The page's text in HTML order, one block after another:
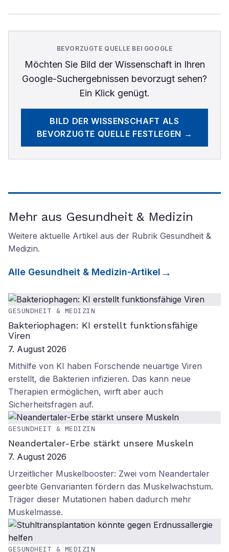
BEVORZUGTE QUELLE BEI GOOGLE
Möchten Sie Bild der Wissenschaftin Ihren
Google-Suchergebnissen bevorzugt sehen?
Ein Klick genügt.
BILD DER WISSENSCHAFT ALS
BEVORZUGTE QUELLE FESTLEGEN →
Mehr aus Gesundheit & Medizin
Weitere aktuelle Artikel aus der Rubrik Gesundheit &
Medizin.
Alle Gesundheit & Medizin-Artikel
GESUNDHEIT & MEDIZIN
Bakteriophagen: KI erstellt funktionsfähige
Viren
7. August 2026
Mithilfe von KI haben Forschende neuartige Viren
erstellt, die Bakterien infizieren. Das kann neue
Therapien ermöglichen, wirft aber auch
Sicherheitsfragen auf.
GESUNDHEIT & MEDIZIN
Neandertaler-Erbe stärkt unsere Muskeln
7. August 2026
Urzeitlicher Muskelbooster: Zwei vom Neandertaler
geerbte Genvarianten fördern das Muskelwachstum.
Träger dieser Mutationen haben dadurch mehr
Muskelmasse.
GESUNDHEIT & MEDIZIN